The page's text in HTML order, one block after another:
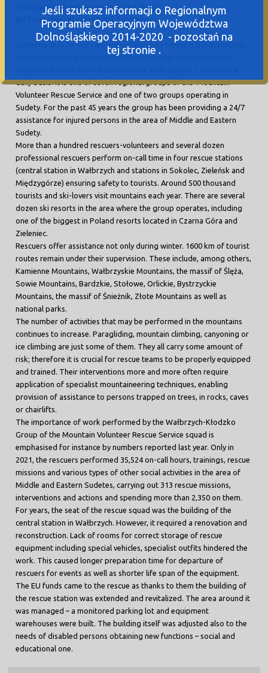
Total project value: above 1.6 k PLN
EU financing: above PLN 1.3 million
Everyone likes to feel safe, especially when hiking in the mountains.
Rescuers from the Wałbrzych-Kłodzko Group of the Mountain
daily basis. It is one of seven regional groups of the Mountain
Volunteer Rescue Service and one of two groups operating in
Sudety. For the past 45 years the group has been providing a 24/7
assistance for injured persons in the area of Middle and Eastern
Sudety.
More than a hundred rescuers-volunteers and several dozen
professional rescuers perform on-call time in four rescue stations
(central station in Wałbrzych and stations in Sokolec, Zieleńsk and
Międzygórze) ensuring safety to tourists. Around 500 thousand
tourists and ski-lovers visit mountains each year. There are several
dozen ski resorts in the area where the group operates, including
one of the biggest in Poland resorts located in Czarna Góra and
Zieleniec.
Rescuers offer assistance not only during winter. 1600 km of tourist
routes remain under their supervision. These include, among others,
Kamienne Mountains, Wałbrzyskie Mountains, the massif of Ślęża,
Sowie Mountains, Bardzkie, Stołowe, Orlickie, Bystrzyckie
Mountains, the massif of Śnieżnik, Złote Mountains as well as
national parks.
The number of activities that may be performed in the mountains
continues to increase. Paragliding, mountain climbing, canyoning or
ice climbing are just some of them. They all carry some amount of
risk; therefore it is crucial for rescue teams to be properly equipped
and trained. Their interventions more and more often require
application of specialist mountaineering techniques, enabling
provision of assistance to persons trapped on trees, in rocks, caves
or chairlifts.
The importance of work performed by the Wałbrzych-Kłodzko
Group of the Mountain Volunteer Rescue Service squad is
emphasised for instance by numbers reported last year. Only in
2021, the rescuers performed 35,524 on-call hours, trainings, rescue
missions and various types of other social activities in the area of
Middle and Eastern Sudetes, carrying out 313 rescue missions,
interventions and actions and spending more than 2,350 on them.
For years, the seat of the rescue squad was the building of the
central station in Wałbrzych. However, it required a renovation and
reconstruction. Lack of rooms for correct storage of rescue
equipment including special vehicles, specialist outfits hindered the
work. This caused longer preparation time for departure of
rescuers for events as well as shorter life span of the equipment.
The EU funds came to the rescue as thanks to them the building of
the rescue station was extended and revitalized. The area around it
was managed – a monitored parking lot and equipment
warehouses were built. The building itself was adjusted also to the
needs of disabled persons obtaining new functions – social and
educational one.
Jeśli szukasz informacji o Regionalnym
Programie Operacyjnym Województwa
Dolnośląskiego 2014-2020 - pozostań na
tej stronie .